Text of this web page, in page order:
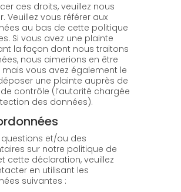
ces droits, veuillez nous
Veuillez vous référer aux
au bas de cette politique
Si vous avez une plainte
la façon dont nous traitons
nous aimerions en être
mais vous avez également le
une plainte auprès de
de contrôle (l’autorité chargée
des données).
questions et/ou des
sur notre politique de
cette déclaration, veuillez
en utilisant les
suivantes :